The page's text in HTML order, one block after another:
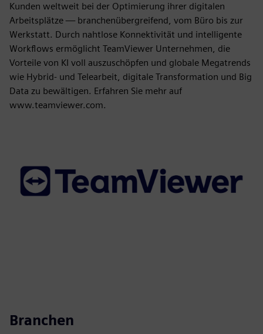
Kunden weltweit bei der Optimierung ihrer digitalen
Arbeitsplätze — branchenübergreifend, vom Büro bis zur
Werkstatt. Durch nahtlose Konnektivität und intelligente
Workflows ermöglicht TeamViewer Unternehmen, die
Vorteile von KI voll auszuschöpfen und globale Megatrends
wie Hybrid- und Telearbeit, digitale Transformation und Big
Data zu bewältigen. Erfahren Sie mehr auf
www.teamviewer.com.
Branchen